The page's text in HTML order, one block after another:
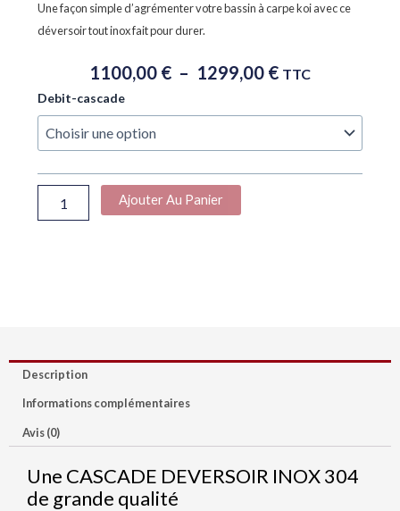
Une façon simple d’agrémenter votre bassin à carpe koi avec ce
déversoir tout inox fait pour durer.
1100,00 € – 1299,00 €Plage
Prix :
1100,00 €
À
1299,00 €
TTC
Debit-cascade
quantité
de
CASCADE
DEVERSOIR
304
Ajouter Au Panier
Description
Informations complémentaires
Avis (0)
Une CASCADE DEVERSOIR INOX 304
de grande qualité